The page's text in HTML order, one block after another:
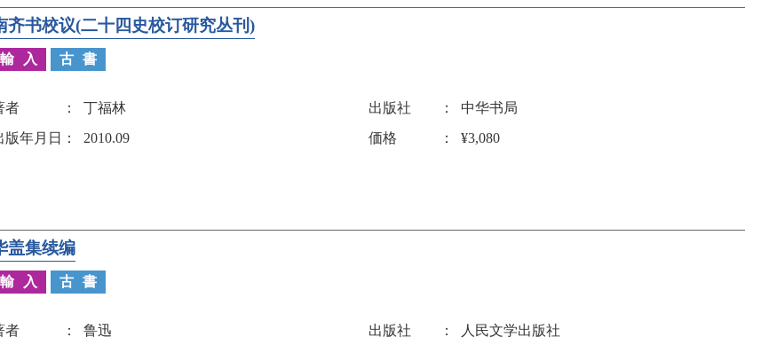
齐书校议(二十四史校订研究丛刊)
輸入 古書
者 丁福林 出版社
中华书局
版年月日
2010.09 価格 ¥3,080
盖集续编
輸入 古書
者 鲁迅 出版社
人民文学出版社